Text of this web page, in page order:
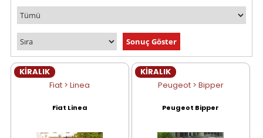
KİRALIK
Fiat > Linea
Fiat Linea
KİRALIK
Peugeot > Bipper
Peugeot Bipper